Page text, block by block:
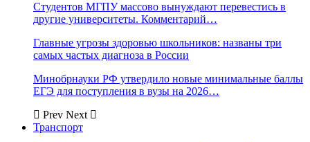
Студентов МГПУ массово вынуждают перевестись в
другие университеты. Комментарий…
Главные угрозы здоровью школьников: названы три
самых частых диагноза в России
Минобрнауки РФ утвердило новые минимальные баллы
ЕГЭ для поступления в вузы на 2026…
Prev Next
Транспорт